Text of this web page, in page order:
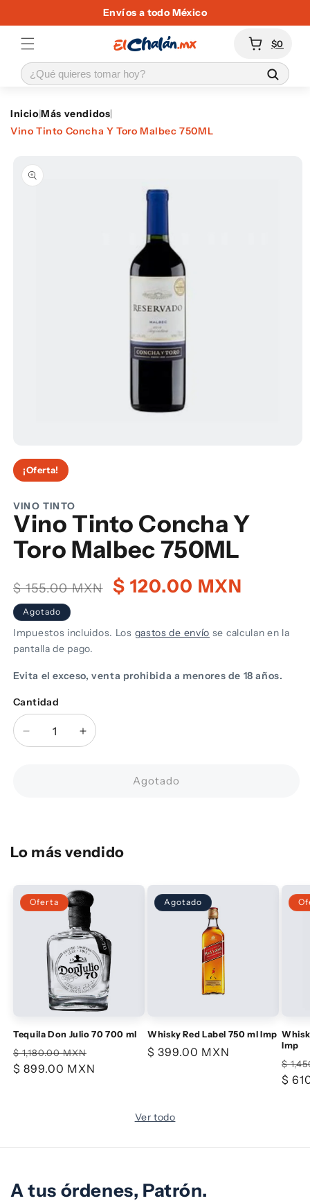
al contenido
Envíos a todo México
Carrito$0
Inicio|Más vendidos
Vino Tinto Concha Y Toro Malbec 750ML
información
elemento
multimedia
1
una
ventana
modal
¡Oferta!
VINO TINTO
Vino Tinto Concha Y
Toro Malbec 750ML
Precio
habitual
$ 155.00 MXN
Precio
de
$ 120.00 MXN
Agotado
Impuestos incluidos. Los gastos de envío se calculan en la
pantalla de pago.
Evita el exceso, venta prohibida a menores de 18 años.
Cantidad
Cantidad
Reducir
cantidad
Malbec
Aumentar
cantidad
Malbec
Agotado
Lo más vendido
Oferta
Tequila Don Julio 70 700 ml
Precio
habitual
$ 1,180.00 MXN
de
$ 899.00 MXN
Agotado
Whisky Red Label 750 ml Imp
Precio
$ 399.00 MXN
Imp
$
$
Ver todo
A tus órdenes, Patrón.